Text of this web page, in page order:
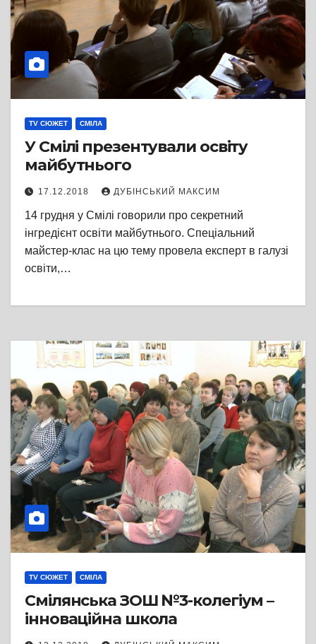
TV СЮЖЕТ СМІЛА
У Смілі презентували освіту
майбутнього
17.12.2018 ДУБІНСЬКИЙ МАКСИМ
14 грудня у Смілі говорили про секретний
інгредієнт освіти майбутнього. Спеціальний
майстер-клас на цю тему провела експерт в галузі
освіти,…
TV СЮЖЕТ СМІЛА
Смілянська ЗОШ №3-колегіум –
інноваційна школа